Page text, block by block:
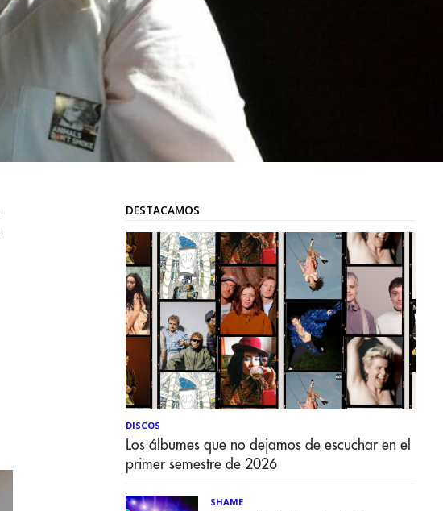
DESTACAMOS
DISCOS
Los álbumes que no dejamos de escuchar en el
primer semestre de 2026
SHAME